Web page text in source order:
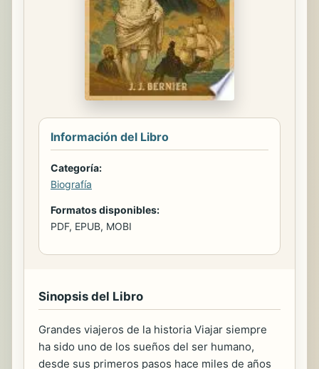
Información del Libro
Categoría:
Biografía
Formatos disponibles:
PDF, EPUB, MOBI
Sinopsis del Libro
Grandes viajeros de la historia Viajar siempre
ha sido uno de los sueños del ser humano,
desde sus primeros pasos hace miles de años